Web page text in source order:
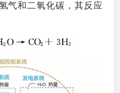
气和二氧化碳，其反应